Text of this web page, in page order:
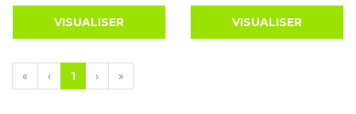
VISUALISER VISUALISER
« ‹ 1 › »